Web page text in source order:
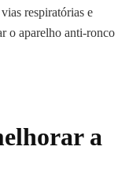
respiratórias e
o aparelho anti-ronco
a